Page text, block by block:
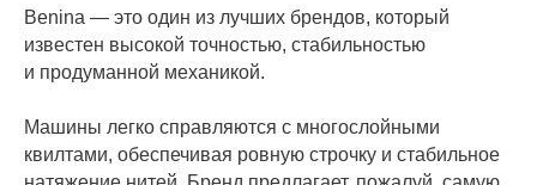
Benina — это один из лучших брендов, который
известен высокой точностью, стабильностью
и продуманной механикой.
Машины легко справляются с многослойными
квилтами, обеспечивая ровную строчку и стабильное